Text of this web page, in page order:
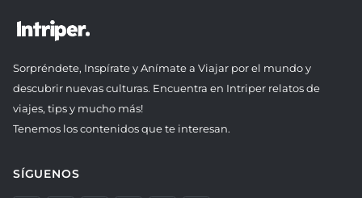
Sorpréndete, Inspírate y Anímate a Viajar por el mundo y
descubrir nuevas culturas. Encuentra en Intriper relatos de
viajes, tips y mucho más!
Tenemos los contenidos que te interesan.
SÍGUENOS